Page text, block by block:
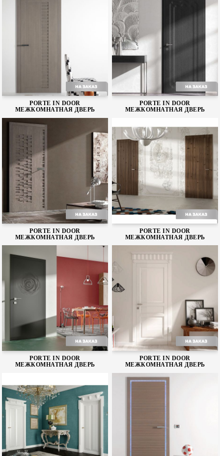
Linea
PORTE IN DOOR
МЕЖКОМНАТНАЯ ДВЕРЬ
Indiana
PORTE IN DOOR
МЕЖКОМНАТНАЯ ДВЕРЬ
Grafica
PORTE IN DOOR
МЕЖКОМНАТНАЯ ДВЕРЬ
Forest
PORTE IN DOOR
МЕЖКОМНАТНАЯ ДВЕРЬ
PORTE IN DOOR
МЕЖКОМНАТНАЯ ДВЕРЬ
PORTE IN DOOR
МЕЖКОМНАТНАЯ ДВЕРЬ